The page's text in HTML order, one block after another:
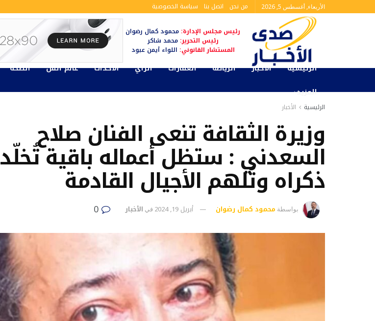
الأربعاء, أغسطس 5, 2026 من نحن اتصل بنا سياسة الخصوصية
رئيس مجلس الإدارة: محمود كمال رضوان
رئيس التحرير:محمد شاكر
المستشار القانوني: اللواء أيمن عبود
الرئيسية الأخبار الرياضة العقارات الرأي الأحداث عالم الفن الصحة
المزيد
الرئيسية الأخبار
وزيرة الثقافة تنعى الفنان صلاح
السعدني : ستظل أعماله باقية تُخلّد
ذكراه وتُلهم الأجيال القادمة
بواسطة محمود كمال رضوان أبريل 19, 2024 في الأخبار